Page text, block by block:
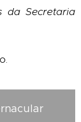
da Secretaria